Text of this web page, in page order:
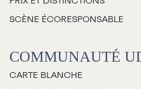
Sirois
SCÈNE ÉCORESPONSABLE
COMMUNAUTÉ
CARTE BLANCHE